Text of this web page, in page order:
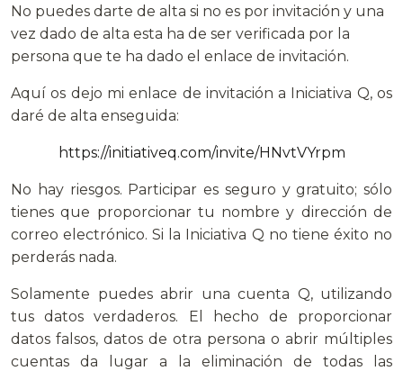
No puedes darte de alta si no es por invitación y una
vez dado de alta esta ha de ser verificada por la
persona que te ha dado el enlace de invitación.
Aquí os dejo mi enlace de invitación a Iniciativa Q, os
daré de alta enseguida:
https://initiativeq.com/invite/HNvtVYrpm
No hay riesgos. Participar es seguro y gratuito; sólo
tienes que proporcionar tu nombre y dirección de
correo electrónico. Si la Iniciativa Q no tiene éxito no
perderás nada.
Solamente puedes abrir una cuenta Q, utilizando
tus datos verdaderos. El hecho de proporcionar
datos falsos, datos de otra persona o abrir múltiples
cuentas da lugar a la eliminación de todas las